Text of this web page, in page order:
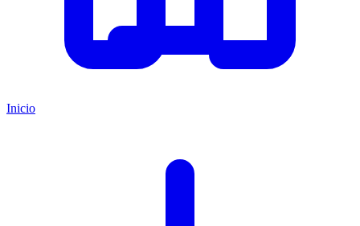
Inicio